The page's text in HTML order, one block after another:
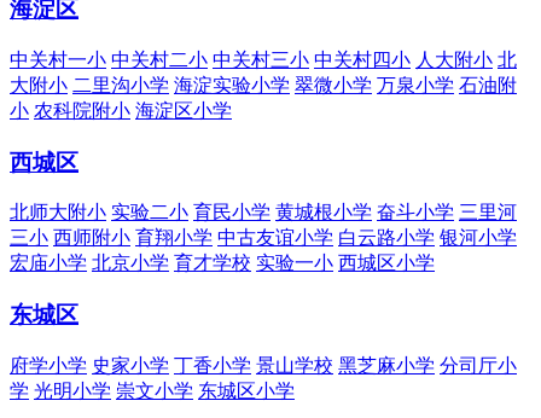
海淀区
中关村一小 中关村二小 中关村三小 中关村四小 人大附小 北
大附小 二里沟小学 海淀实验小学 翠微小学 万泉小学 石油附
小 农科院附小 海淀区小学
西城区
北师大附小 实验二小 育民小学 黄城根小学 奋斗小学 三里河
三小 西师附小 育翔小学 中古友谊小学 白云路小学 银河小学
宏庙小学 北京小学 育才学校 实验一小 西城区小学
东城区
府学小学 史家小学 丁香小学 景山学校 黑芝麻小学 分司厅小
学 光明小学 崇文小学 东城区小学